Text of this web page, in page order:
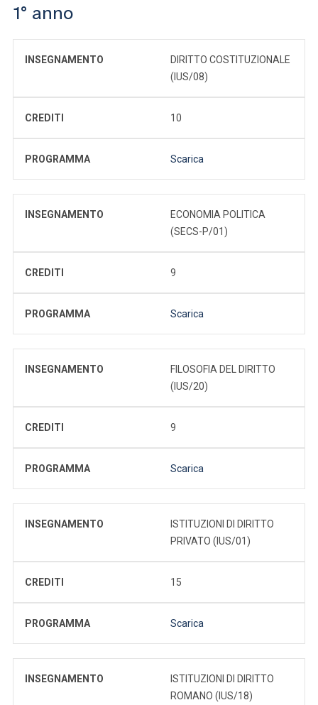
1° anno
INSEGNAMENTO
DIRITTO COSTITUZIONALE
(IUS/08)
CREDITI 10
PROGRAMMA Scarica
INSEGNAMENTO
ECONOMIA POLITICA
(SECS-P/01)
CREDITI 9
PROGRAMMA Scarica
INSEGNAMENTO
FILOSOFIA DEL DIRITTO
(IUS/20)
CREDITI 9
PROGRAMMA Scarica
INSEGNAMENTO
ISTITUZIONI DI DIRITTO
PRIVATO (IUS/01)
CREDITI 15
PROGRAMMA Scarica
INSEGNAMENTO
ISTITUZIONI DI DIRITTO
ROMANO (IUS/18)